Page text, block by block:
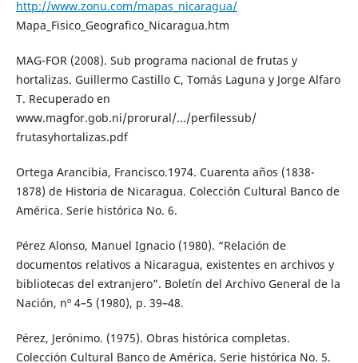
http://www.zonu.com/mapas_nicaragua/
Mapa_Fisico_Geografico_Nicaragua.htm
MAG-FOR (2008). Sub programa nacional de frutas y
hortalizas. Guillermo Castillo C, Tomás Laguna y Jorge Alfaro
T. Recuperado en
www.magfor.gob.ni/prorural/.../perfilessub/
frutasyhortalizas.pdf
Ortega Arancibia, Francisco.1974. Cuarenta años (1838-
1878) de Historia de Nicaragua. Colección Cultural Banco de
América. Serie histórica No. 6.
Pérez Alonso, Manuel Ignacio (1980). “Relación de
documentos relativos a Nicaragua, existentes en archivos y
bibliotecas del extranjero”. Boletín del Archivo General de la
Nación, nº 4–5 (1980), p. 39–48.
Pérez, Jerónimo. (1975). Obras histórica completas.
Colección Cultural Banco de América. Serie histórica No. 5.